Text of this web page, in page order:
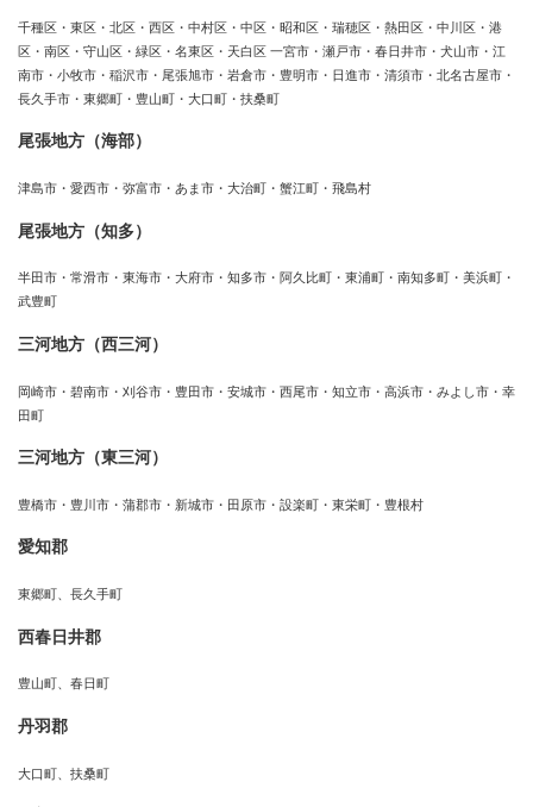
千種区・東区・北区・西区・中村区・中区・昭和区・瑞穂区・熱田区・中川区・港
区・南区・守山区・緑区・名東区・天白区 一宮市・瀬戸市・春日井市・犬山市・江
南市・小牧市・稲沢市・尾張旭市・岩倉市・豊明市・日進市・清須市・北名古屋市・
長久手市・東郷町・豊山町・大口町・扶桑町
尾張地方（海部）
津島市・愛西市・弥富市・あま市・大治町・蟹江町・飛島村
尾張地方（知多）
半田市・常滑市・東海市・大府市・知多市・阿久比町・東浦町・南知多町・美浜町・
武豊町
三河地方（西三河）
岡崎市・碧南市・刈谷市・豊田市・安城市・西尾市・知立市・高浜市・みよし市・幸
田町
三河地方（東三河）
豊橋市・豊川市・蒲郡市・新城市・田原市・設楽町・東栄町・豊根村
愛知郡
東郷町、長久手町
西春日井郡
豊山町、春日町
丹羽郡
大口町、扶桑町